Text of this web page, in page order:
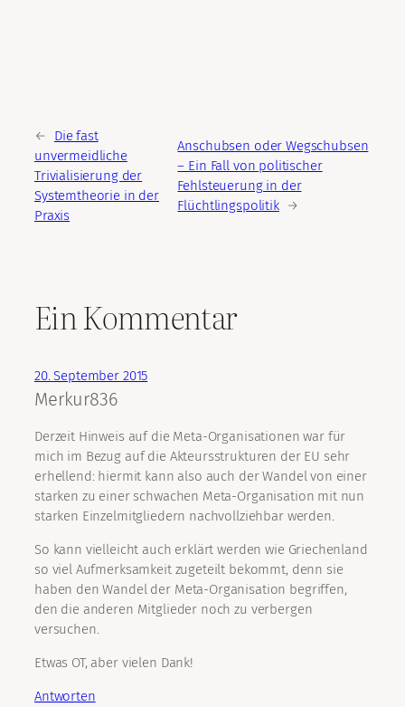
←
Die fast
unvermeidliche
Trivialisierung der
Systemtheorie in der
Praxis
Anschubsen oder Wegschubsen
– Ein Fall von politischer
Fehlsteuerung in der
Flüchtlingspolitik →
Ein Kommentar
20. September 2015
Merkur836
Derzeit Hinweis auf die Meta-Organisationen war für
mich im Bezug auf die Akteursstrukturen der EU sehr
erhellend: hiermit kann also auch der Wandel von einer
starken zu einer schwachen Meta-Organisation mit nun
starken Einzelmitgliedern nachvollziehbar werden.
So kann vielleicht auch erklärt werden wie Griechenland
so viel Aufmerksamkeit zugeteilt bekommt, denn sie
haben den Wandel der Meta-Organisation begriffen,
den die anderen Mitglieder noch zu verbergen
versuchen.
Etwas OT, aber vielen Dank!
Antworten